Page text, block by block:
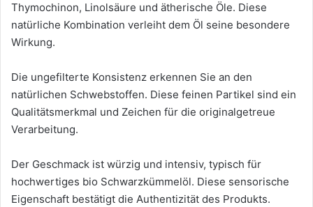
Thymochinon, Linolsäure und ätherische Öle. Diese
natürliche Kombination verleiht dem Öl seine besondere
Wirkung.
Die ungefilterte Konsistenz erkennen Sie an den
natürlichen Schwebstoffen. Diese feinen Partikel sind ein
Qualitätsmerkmal und Zeichen für die originalgetreue
Verarbeitung.
Der Geschmack ist würzig und intensiv, typisch für
hochwertiges bio Schwarzkümmelöl. Diese sensorische
Eigenschaft bestätigt die Authentizität des Produkts.